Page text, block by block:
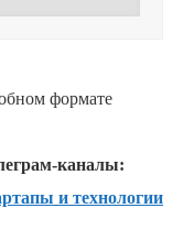
формате
каналы:
и технологии